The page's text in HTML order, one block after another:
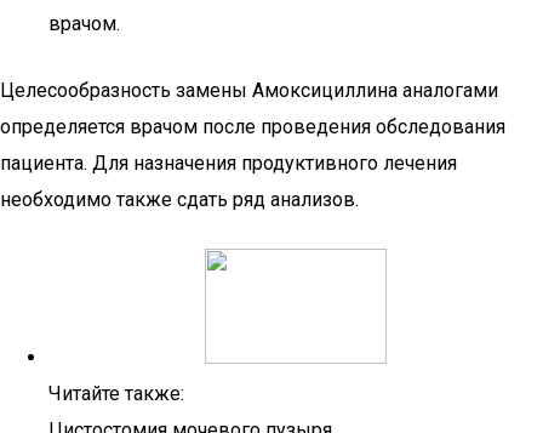
врачом.
Целесообразность замены Амоксициллина аналогами
определяется врачом после проведения обследования
пациента. Для назначения продуктивного лечения
необходимо также сдать ряд анализов.
Читайте также: